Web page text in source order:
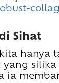
Sihat
hanya
yang
ia